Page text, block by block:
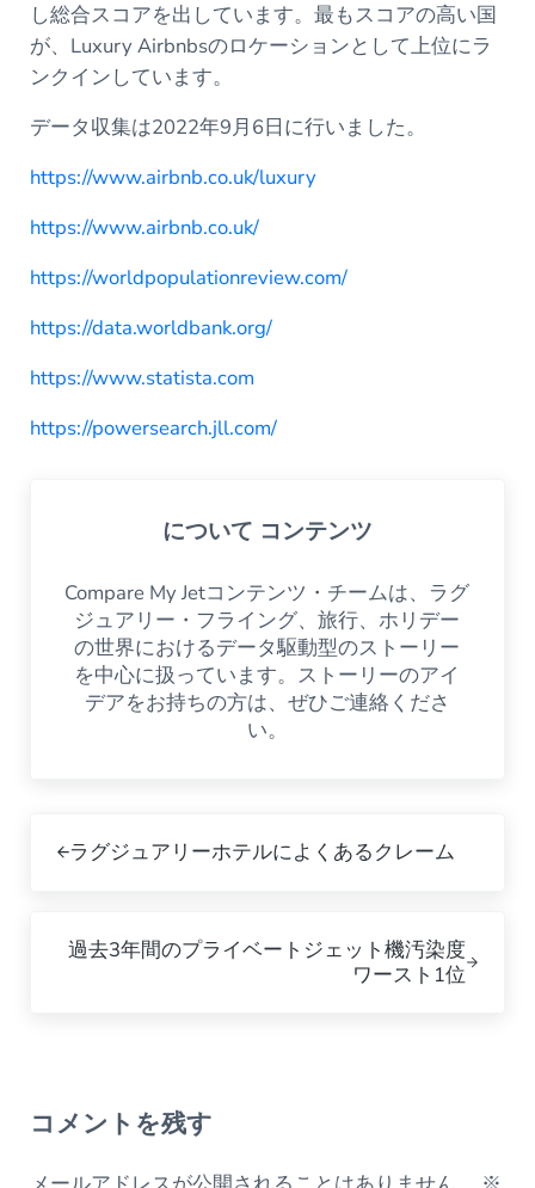
し総合スコアを出しています。最もスコアの高い国
が、Luxury Airbnbsのロケーションとして上位にラ
ンクインしています。
データ収集は2022年9月6日に行いました。
https://www.airbnb.co.uk/luxury
https://www.airbnb.co.uk/
https://worldpopulationreview.com/
https://data.worldbank.org/
https://www.statista.com
https://powersearch.jll.com/
について コンテンツ
Compare My Jetコンテンツ・チームは、ラグ
ジュアリー・フライング、旅行、ホリデー
の世界におけるデータ駆動型のストーリー
を中心に扱っています。ストーリーのアイ
デアをお持ちの方は、ぜひご連絡くださ
い。
ラグジュアリーホテルによくあるクレーム
過去3年間のプライベートジェット機汚染度
ワースト1位
コメントを残す